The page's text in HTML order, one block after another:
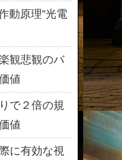
動原理”光電
観悲観のバ
値
で２倍の規
値
に有効な視